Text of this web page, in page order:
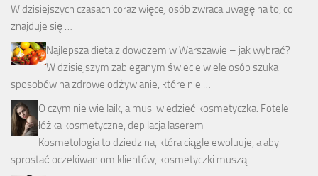
W dzisiejszych czasach coraz więcej osób zwraca uwagę na to, co
znajduje się …
Najlepsza dieta z dowozem w Warszawie – jak wybrać?
W dzisiejszym zabieganym świecie wiele osób szuka
sposobów na zdrowe odżywianie, które nie …
O czym nie wie laik, a musi wiedzieć kosmetyczka. Fotele i
łóżka kosmetyczne, depilacja laserem
Kosmetologia to dziedzina, która ciągle ewoluuje, a aby
sprostać oczekiwaniom klientów, kosmetyczki muszą …